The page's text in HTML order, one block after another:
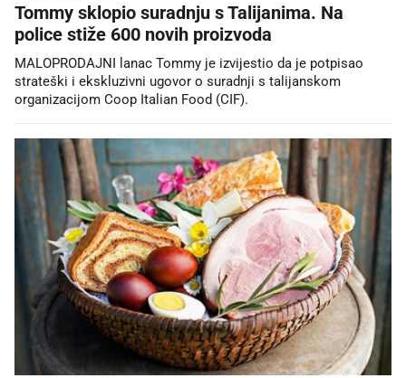
Tommy sklopio suradnju s Talijanima. Na
police stiže 600 novih proizvoda
MALOPRODAJNI lanac Tommy je izvijestio da je potpisao
strateški i ekskluzivni ugovor o suradnji s talijanskom
organizacijom Coop Italian Food (CIF).